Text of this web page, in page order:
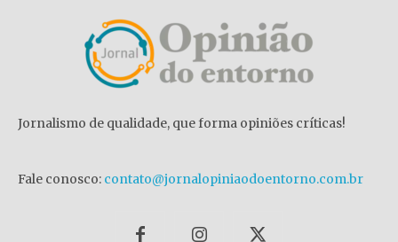
Jornalismo de qualidade, que forma opiniões críticas!
Fale conosco: contato@jornalopiniaodoentorno.com.br